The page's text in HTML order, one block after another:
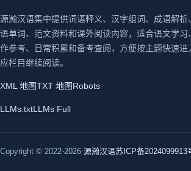
源瀚汉语集中提供词语释义、汉字组词、成语解析
语单词、范文资料和课外阅读内容，适合语文学习
作参考、日常积累和备考查阅，方便按主题快速进
应栏目继续阅读。
XML 地图TXT 地图Robots
LLMs.txtLLMs Full
Copyright © 2022-2026 源瀚汉语苏ICP备2024099913